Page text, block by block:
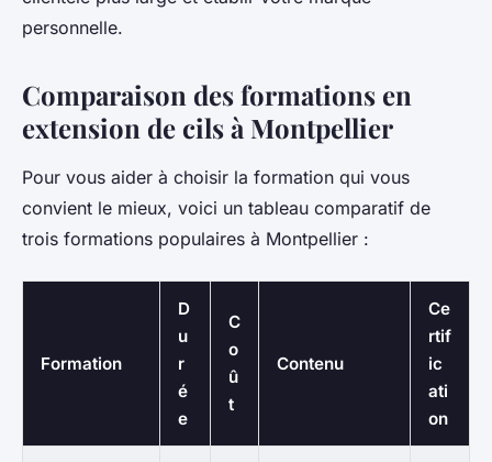
personnelle.
Comparaison des formations en
extension de cils à Montpellier
Pour vous aider à choisir la formation qui vous
convient le mieux, voici un tableau comparatif de
trois formations populaires à Montpellier :
Formation
D
u
r
é
e
C
o
û
t
Contenu
Ce
rtif
ic
ati
on